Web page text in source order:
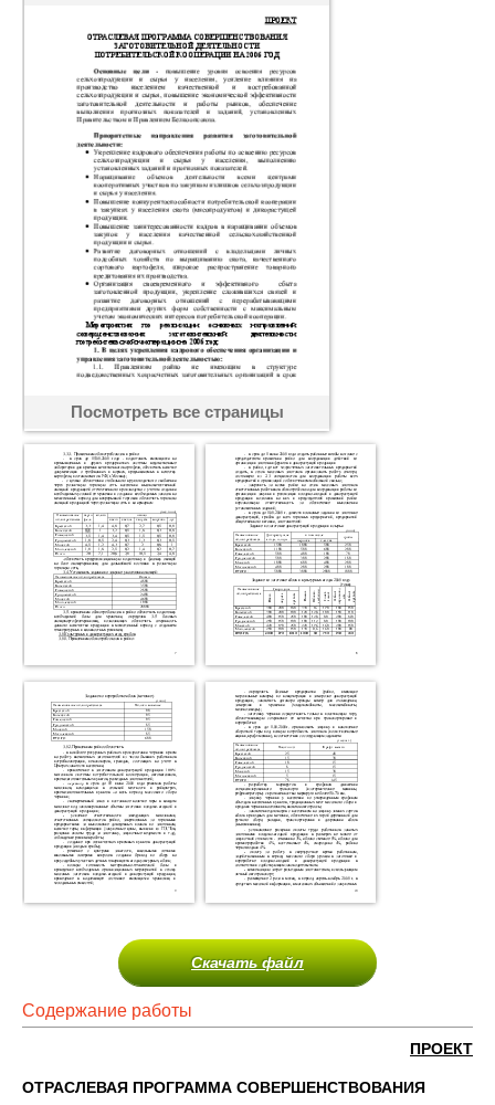
Посмотреть все страницы
Скачать файл
Содержание работы
ПРОЕКТ
ОТРАСЛЕВАЯ ПРОГРАММА СОВЕРШЕНСТВОВАНИЯ